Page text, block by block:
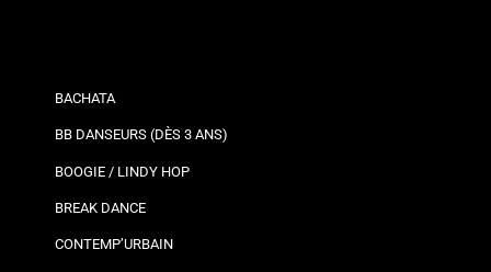
BACHATA
BB DANSEURS (DÈS 3 ANS)
BOOGIE / LINDY HOP
BREAK DANCE
CONTEMP’URBAIN